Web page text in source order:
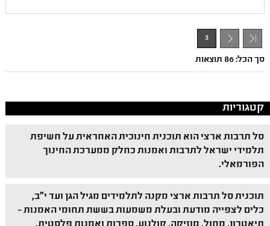
- 1
3
סך הכל: 86 תוצאות
קטגוריות
סל תרבות ארצי הוא תוכנית חינוכית האחראית על חשיפת
תלמידי ישראל לתרבות ואמנות כחלק ממערכת החינוך
הפורמאלי.
תוכנית סל תרבות ארצי מקנה לתלמידים מגיל הגן ועד י"ב,
כלים לצפייה מודעת ובעלת משמעות בששת תחומי האמנות –